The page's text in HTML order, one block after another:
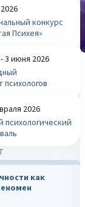
конкурс
Психея»
3 июня 2026
психологов
2026
психологический
как